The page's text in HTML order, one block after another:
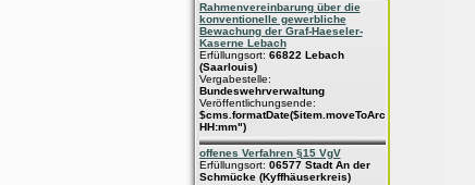
Rahmenvereinbarung über die
konventionelle gewerbliche
Bewachung der Graf-Haeseler-
Kaserne Lebach
Erfüllungsort: 66822 Lebach
(Saarlouis)
Vergabestelle:
Bundeswehrverwaltung
Veröffentlichungsende:
$cms.formatDate($item.moveToArchive,"dd.MM.yyyy
HH:mm")
offenes Verfahren §15 VgV
Erfüllungsort: 06577 Stadt An der
Schmücke (Kyffhäuserkreis)